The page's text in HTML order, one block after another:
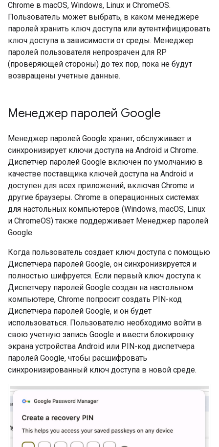
Chrome в macOS, Windows, Linux и ChromeOS.
Пользователь может выбрать, в каком менеджере
паролей хранить ключ доступа или аутентифицировать
ключ доступа в зависимости от среды. Менеджер
паролей пользователя непрозрачен для RP
(проверяющей стороны) до тех пор, пока не будут
возвращены учетные данные.
Менеджер паролей Google
Менеджер паролей Google хранит, обслуживает и
синхронизирует ключи доступа на Android и Chrome.
Диспетчер паролей Google включен по умолчанию в
качестве поставщика ключей доступа на Android и
доступен для всех приложений, включая Chrome и
другие браузеры. Chrome в операционных системах
для настольных компьютеров (Windows, macOS, Linux
и ChromeOS) также поддерживает Менеджер паролей
Google.
Когда пользователь создает ключ доступа с помощью
Диспетчера паролей Google, он синхронизируется и
полностью шифруется. Если первый ключ доступа к
Диспетчеру паролей Google создан на настольном
компьютере, Chrome попросит создать PIN-код
Диспетчера паролей Google, и он будет
использоваться. Пользователю необходимо войти в
свою учетную запись Google и ввести блокировку
экрана устройства Android или PIN-код диспетчера
паролей Google, чтобы расшифровать
синхронизированный ключ доступа в новой среде.